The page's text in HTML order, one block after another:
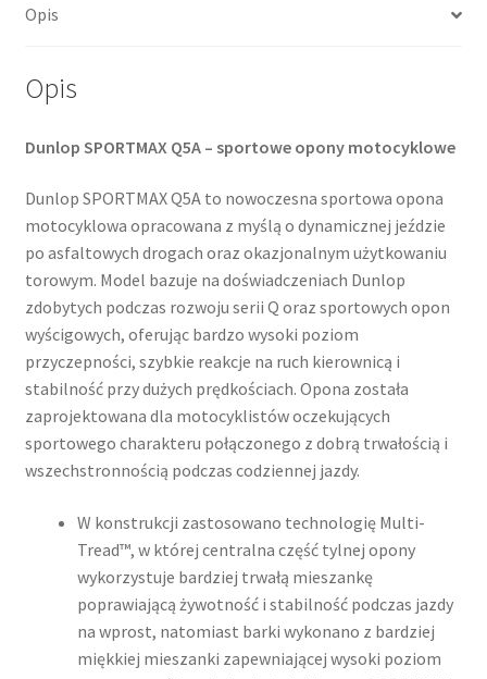
Opis
Opis
Dunlop SPORTMAX Q5A – sportowe opony motocyklowe
Dunlop SPORTMAX Q5A to nowoczesna sportowa opona
motocyklowa opracowana z myślą o dynamicznej jeździe
po asfaltowych drogach oraz okazjonalnym użytkowaniu
torowym. Model bazuje na doświadczeniach Dunlop
zdobytych podczas rozwoju serii Q oraz sportowych opon
wyścigowych, oferując bardzo wysoki poziom
przyczepności, szybkie reakcje na ruch kierownicą i
stabilność przy dużych prędkościach. Opona została
zaprojektowana dla motocyklistów oczekujących
sportowego charakteru połączonego z dobrą trwałością i
wszechstronnością podczas codziennej jazdy.
W konstrukcji zastosowano technologię Multi-
Tread™, w której centralna część tylnej opony
wykorzystuje bardziej trwałą mieszankę
poprawiającą żywotność i stabilność podczas jazdy
na wprost, natomiast barki wykonano z bardziej
miękkiej mieszanki zapewniającej wysoki poziom